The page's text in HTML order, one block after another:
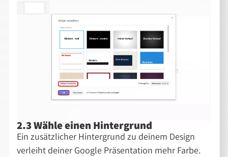
2.3 Wähle einen Hintergrund
Ein zusätzlicher Hintergrund zu deinem Design
verleiht deiner Google Präsentation mehr Farbe.